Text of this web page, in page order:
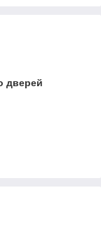
дверей